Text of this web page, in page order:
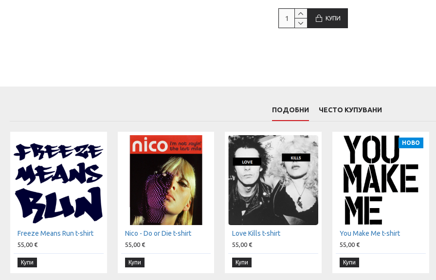
КУПИ
ПОДОБНИ ЧЕСТО КУПУВАНИ
Freeze Means Run t-shirt
55,00 €
Купи
Nico - Do or Die t-shirt
55,00 €
Купи
Love Kills t-shirt
55,00 €
Купи
НОВО
You Make Me t-shirt
55,00 €
Купи